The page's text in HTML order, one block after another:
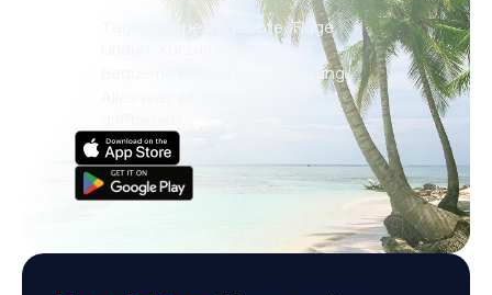
Täglich neue Angebote: Flüge,
Bequeme Buchungsverwaltung